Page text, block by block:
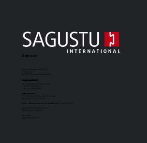
Adresse
Sagustu International GmbH
D-66892 Bruchmühlbach-Miesau
Wir freuen uns über Ihren Anruf:
+49 (0) 6372 8031-0
+49 (0) 6372 8031-31
Öffnungszeiten:
Lageröffnungszeiten für Selbstabholer
Datenschutzerklärung